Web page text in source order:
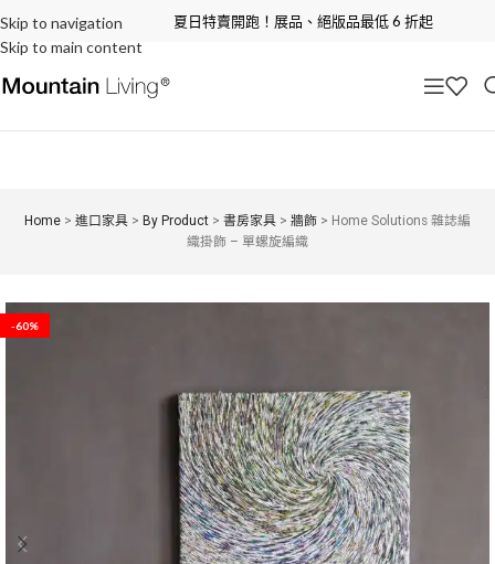
Skip to navigation
Skip to main content
夏日特賣開跑！展品、絕版品最低 6 折起
Home> 進口家具> By Product> 書房家具> 牆飾> Home Solutions 雜誌編
織掛飾 – 單螺旋編織
-0%
-60%